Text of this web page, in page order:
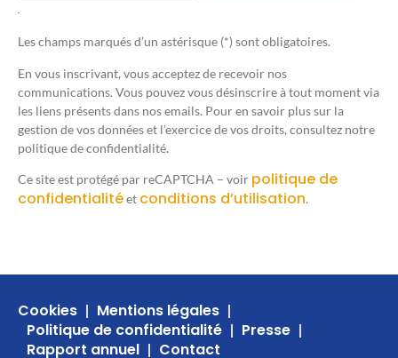
.
Les champs marqués d’un astérisque (*) sont obligatoires.
En vous inscrivant, vous acceptez de recevoir nos
communications. Vous pouvez vous désinscrire à tout moment via
les liens présents dans nos emails. Pour en savoir plus sur la
gestion de vos données et l’exercice de vos droits, consultez notre
politique de confidentialité.
Ce site est protégé par reCAPTCHA – voir politique de
confidentialitéet conditions d’utilisation.
Cookies
Mentions légales
Politique de confidentialité
Presse
Rapport annuel
Contact